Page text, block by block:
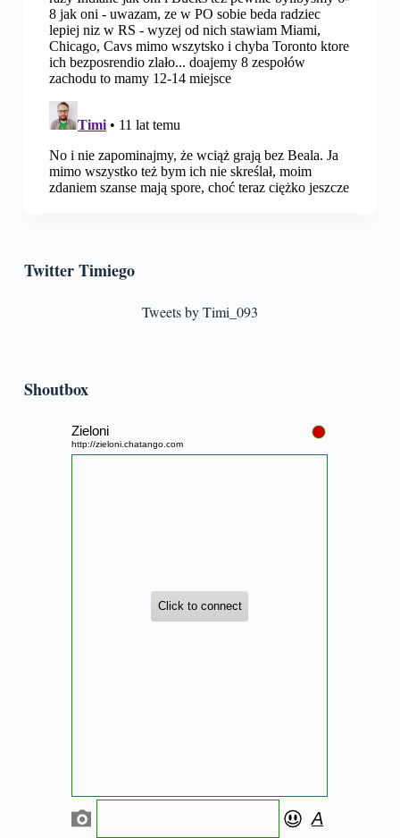
Twitter Timiego
Tweets by Timi_093
Shoutbox